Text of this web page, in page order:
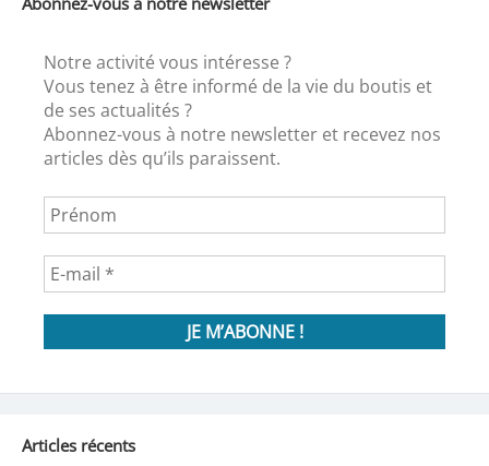
Notre activité vous intéresse ?
Vous tenez à être informé de la vie du boutis et
de ses actualités ?
Abonnez-vous à notre newsletter et recevez nos
articles dès qu’ils paraissent.
Articles récents